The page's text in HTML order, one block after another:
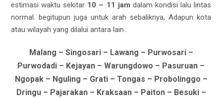
estimasi waktu sekitar 10 – 11 jam dalam kondisi lalu lintas
normal. begitupun juga untuk arah sebaliknya, Adapun kota
atau wilayah yang dilalui antara lain :
Malang – Singosari – Lawang – Purwosari –
Purwodadi – Kejayan – Warungdowo – Pasuruan –
Ngopak – Nguling – Grati – Tongas – Probolinggo –
Dringu – Pajarakan – Kraksaan – Paiton – Besuki –